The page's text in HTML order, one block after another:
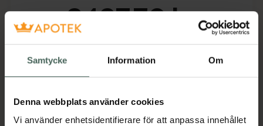
Samtycke Information Om
Denna webbplats använder cookies
Vi använder enhetsidentifierare för att anpassa innehållet
9497,70 kr
I apotek:9497,70 kr
Aktuella erbjudanden